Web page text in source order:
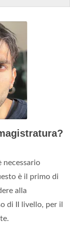
necessario
è il primo di
alla
di II livello, per il